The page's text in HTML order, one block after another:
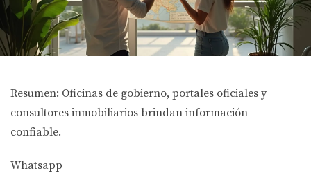
Resumen: Oficinas de gobierno, portales oficiales y
consultores inmobiliarios brindan información
confiable.
Whatsapp